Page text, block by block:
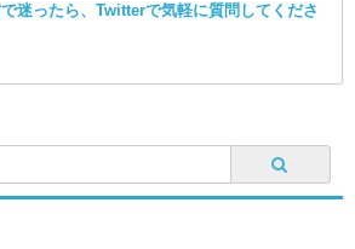
迷ったら、Twitterで気軽に質問してくださ